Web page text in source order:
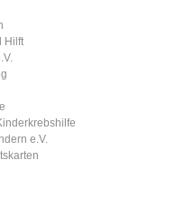
Hilft
e.V.